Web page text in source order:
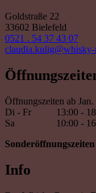
Goldstraße 22
33602 Bielefeld
0521 . 54 37 43 07
claudia.kulig@whisky-
Öffnungszeiten ab Jan.
Di - Fr
13:00 -
Sa
10:00 -
Sonderöffnungszeiten
Info